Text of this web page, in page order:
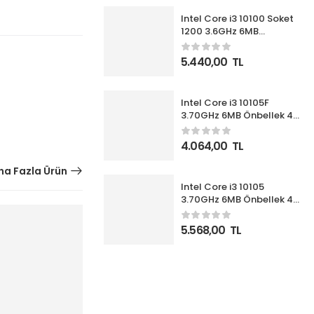
Intel Core i3 10100 Soket
1200 3.6GHz 6MB
Önbellek 4 Çekirdek 14nm
İşlemci Box UHD630 VGA
(Fanlı)
5.440,00 TL
Intel Core i3 10105F
3.70GHz 6MB Önbellek 4
Çekirdek 1200 14nm Box
İşlemci NOVGA (Fanlı)
4.064,00 TL
Intel Core i3 10105
3.70GHz 6MB Önbellek 4
Çekirdek 1200 14nm Box
İşlemci (Fanlı)
5.568,00 TL
Fazla Ürün